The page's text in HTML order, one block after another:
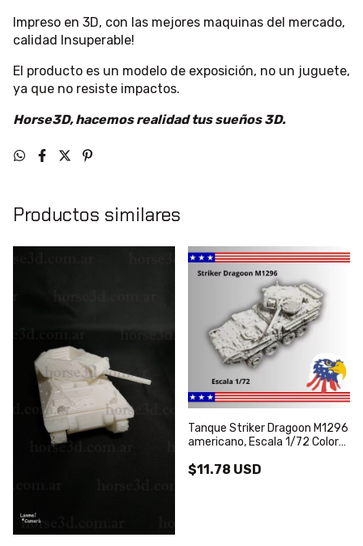
Impreso en 3D, con las mejores maquinas del mercado,
calidad Insuperable!
El producto es un modelo de exposición, no un juguete,
ya que no resiste impactos.
Horse3D, hacemos realidad tus sueños 3D.
Productos similares
Tanque Striker Dragoon M1296
americano, Escala 1/72 Color
$11.78 USD